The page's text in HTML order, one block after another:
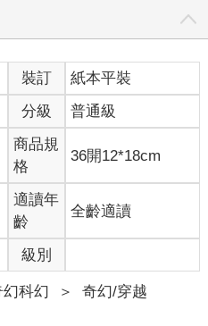
裝訂
紙本平裝
分級 普通級
商品規
格
36開12*18cm
適讀年
齡
全齡適讀
級別
幻科幻 ＞ 奇幻/穿越